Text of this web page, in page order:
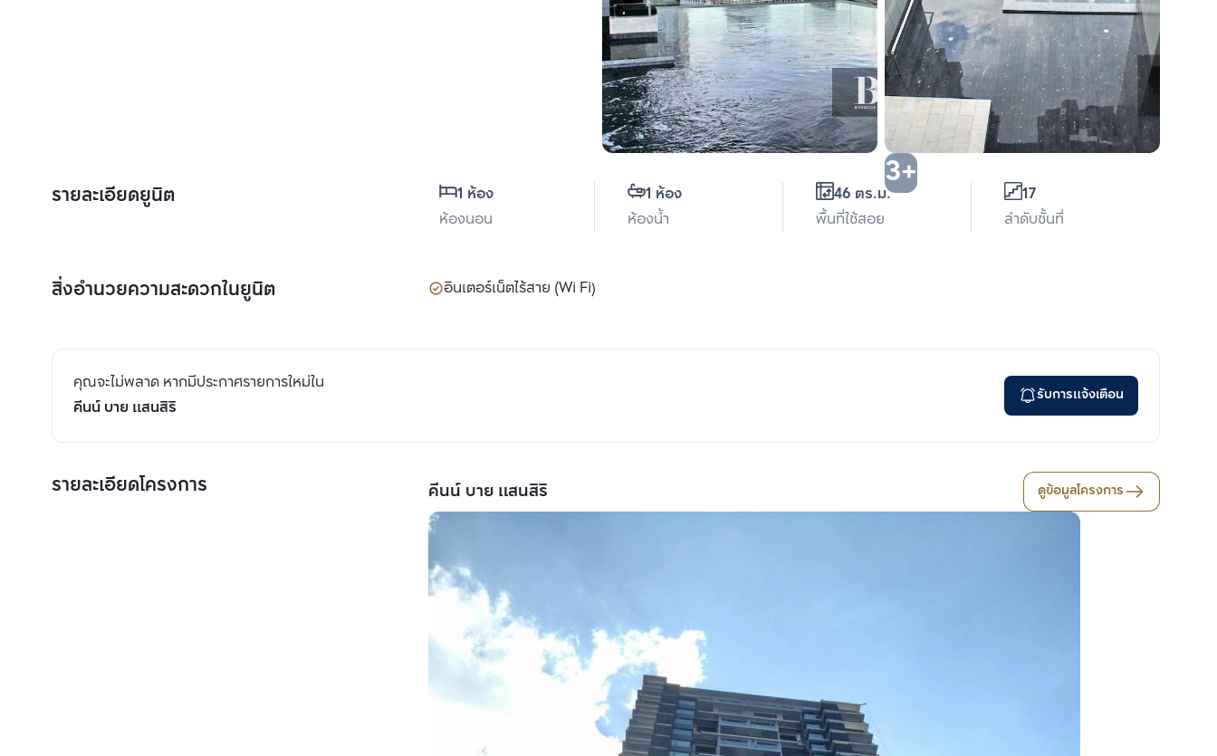
3+
รายละเอียดยูนิต
1 ห้อง
ห้องนอน
1 ห้อง
ห้องน้ำ
46 ตร.ม.
พื้นที่ใช้สอย
17
ลำดับชั้นที่
สิ่งอำนวยความสะดวกในยูนิต อินเตอร์เน็ตไร้สาย (Wi Fi)
คุณจะไม่พลาด หากมีประกาศรายการใหม่ใน
คีนน์ บาย แสนสิริ
รับการแจ้งเตือน
รายละเอียดโครงการ คีนน์ บาย แสนสิริ ดูข้อมูลโครงการ